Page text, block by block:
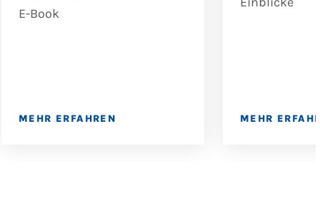
E-Book
MEHR ERFAHREN MEHR